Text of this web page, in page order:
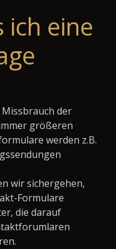
eine
der
größeren
werden z.B.
wir sichergehen,
Formulare
die darauf